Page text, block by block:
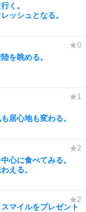
く。
ッシュとなる。
を眺める。
居心地も変わる。
心に食べてみる。
える。
マイルをプレゼント